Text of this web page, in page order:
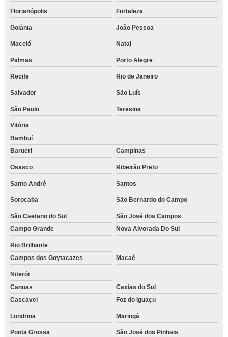
Florianópolis Fortaleza
Goiânia João Pessoa
Maceió Natal
Palmas Porto Alegre
Recife Rio de Janeiro
Salvador São Luís
São Paulo Teresina
Vitória
Bambuí
Barueri
Campinas
Osasco Ribeirão Preto
Santo André Santos
Sorocaba São Bernardo do Campo
São Caetano do Sul
São José dos Campos
Campo Grande
Nova Alvorada Do Sul
Rio Brilhante
Campos dos Goytacazes
Macaé
Niterói
Canoas
Caxias do Sul
Cascavel
Foz do Iguaçu
Londrina Maringá
Ponta Grossa
São José dos Pinhais